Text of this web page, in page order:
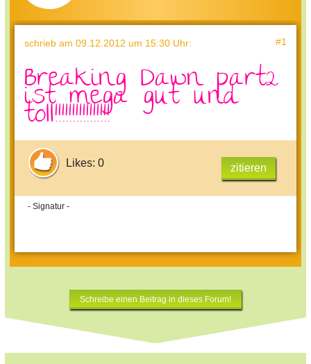
schrieb am 09.12.2012 um 15:30 Uhr: #1
Breaking Dawn part2
ist mega gut und
toll!!!!!!!!!!!!!!!!
Likes: 0 zitieren
- Signatur -
Schreibe einen Beitrag in dieses Forum!